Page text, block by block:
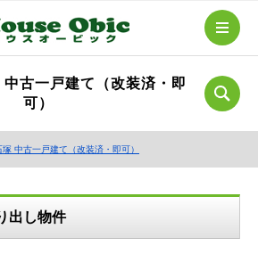
古一戸建て（改装済・即
可）
中古一戸建て（改装済・即可）
出し物件